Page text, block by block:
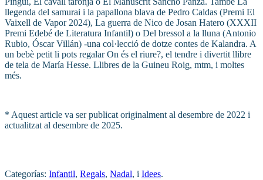
llegenda del samurai i la papallona blava de Pedro Caldas (Premi El
Vaixell de Vapor 2024), La guerra de Nico de Josan Hatero (XXXII
Premi Edebé de Literatura Infantil) o Del bressol a la lluna (Antonio
Rubio, Óscar Villán) -una col·lecció de dotze contes de Kalandra. A
un bebè petit li pots regalar On és el riure?, el tendre i divertit llibre
de tela de María Hesse. Llibres de la Guineu Roig, mtm, i moltes
més.
* Aquest article va ser publicat originalment al desembre de 2022 i
actualitzat al desembre de 2025.
Categorías: Infantil, Regals, Nadal, i Idees.